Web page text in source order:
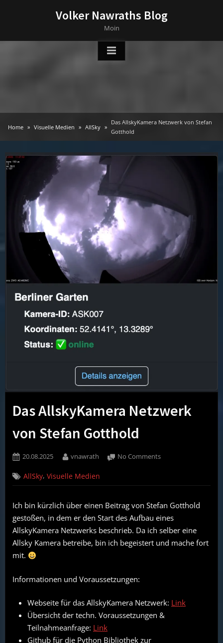
Volker Nawraths Blog
Moin
Home Visuelle Medien AllSky
Das AllskyKamera Netzwerk von Stefan
Gotthold
Das AllskyKamera Netzwerk
von Stefan Gotthold
Posted
20.08.2025 By
vnawrath No Commentson
Netzwerk
Stefan
Gotthold
AllSky,Visuelle Medien
Ich bin kürzlich über einen Beitrag von Stefan Gotthold
gestoßen, in dem er den Start des Aufbau eines
AllskyKamera Netzwerks beschrieb. Da ich selber eine
Allsky Kamera betreibe, bin ich begeistert und mache fort
mit.
Informationen und Voraussetzungen:
Webseite für das AllskyKamera Netzwerk: Link
Übersicht der techn. Voraussetzungen &
Teilnahmeanfrage: Link
Github für die Python Bibliothek zur